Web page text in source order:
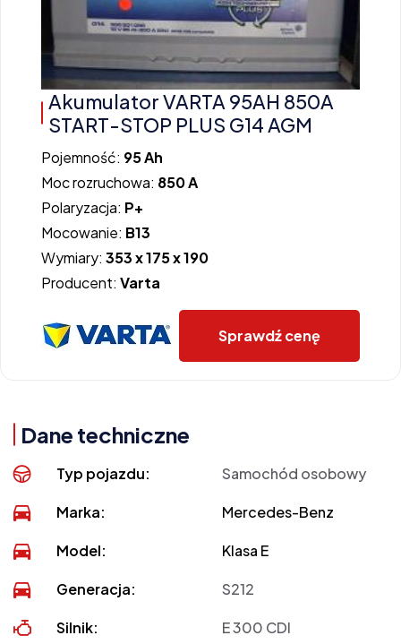
Akumulator VARTA 95AH 850A
START-STOP PLUS G14 AGM
Pojemność: 95 Ah
Moc rozruchowa: 850 A
Polaryzacja: P+
Mocowanie: B13
Wymiary: 353 x 175 x 190
Producent: Varta
Sprawdź cenę
Dane techniczne
Typ pojazdu: Samochód osobowy
Marka: Mercedes-Benz
Model: Klasa E
Generacja: S212
Silnik: E 300 CDI